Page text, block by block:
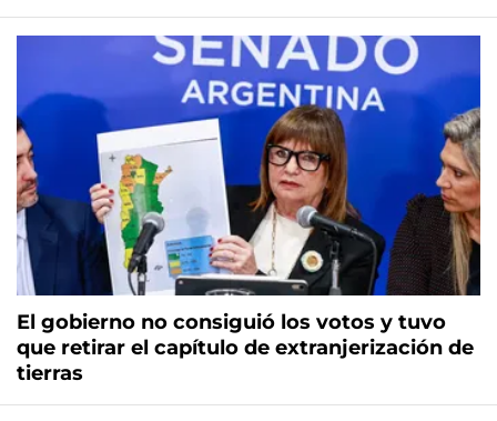
El gobierno no consiguió los votos y tuvo
que retirar el capítulo de extranjerización de
tierras